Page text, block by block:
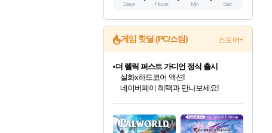
Days Hours Min Sec
게임 핫딜 (PC/스팀) 스토어+
최대 90% 할인가를 만나보세요!
네이버혜택과 함께 만나보세요!
50%할인&추가 적립까지!
네이버 포인트 혜택까지!
이니&베니 혜택까지!
네이버 혜택가와 함께 예약하세요!
할인&네이버혜택으로 만나보세요!
더 렐릭 퍼스트 가디언 정식 출시
설화x하드코어 액션!
네이버페이 혜택과 만나보세요!
40주년 프로모션으로 만나보세요!
할인가에 만나보세요!
일부 에디션 상시 할인!
혜택으로 예약 판매 중
편안하게 충전하세요